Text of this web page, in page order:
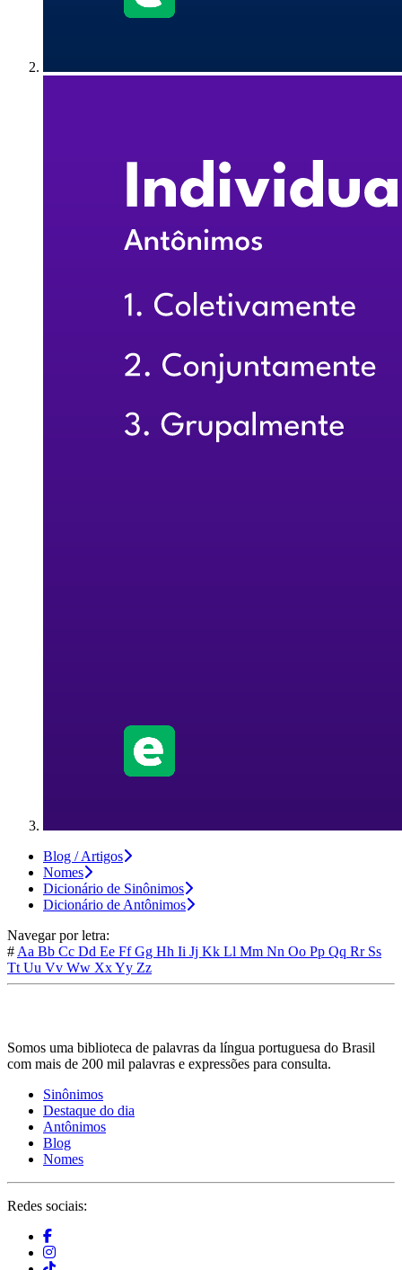
Blog / Artigos
Nomes
Dicionário de Sinônimos
Dicionário de Antônimos
Navegar por letra:
# Aa Bb Cc Dd Ee FfGg Hh Ii Jj Kk Ll Mm Nn Oo Pp Qq Rr Ss
Tt Uu Vv Ww XxYy Zz
Somos uma biblioteca de palavras da língua portuguesa do Brasil
com mais de 200 mil palavras e expressões para consulta.
Sinônimos
Destaque do dia
Antônimos
Blog
Nomes
Redes sociais: